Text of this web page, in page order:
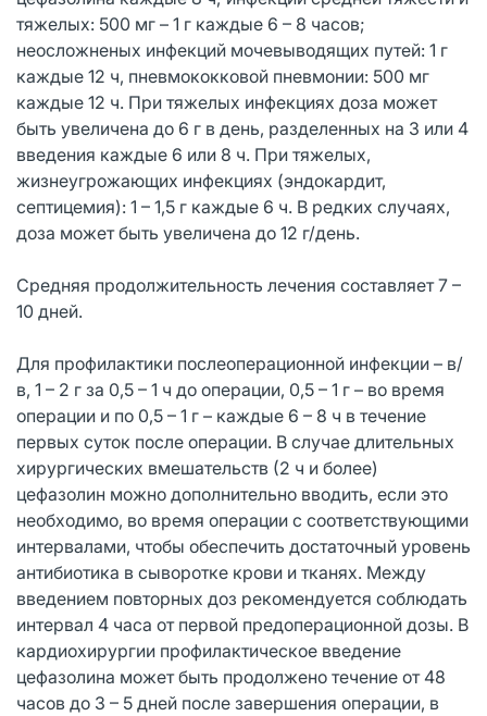
тяжелых: 500 мг – 1 г каждые 6 – 8 часов;
неосложненых инфекций мочевыводящих путей: 1 г
каждые 12 ч, пневмококковой пневмонии: 500 мг
каждые 12 ч. При тяжелых инфекциях доза может
быть увеличена до 6 г в день, разделенных на 3 или 4
введения каждые 6 или 8 ч. При тяжелых,
жизнеугрожающих инфекциях (эндокардит,
септицемия): 1 – 1,5 г каждые 6 ч. В редких случаях,
доза может быть увеличена до 12 г/день.
Средняя продолжительность лечения составляет 7 –
10 дней.
Для профилактики послеоперационной инфекции – в/
в, 1 – 2 г за 0,5 – 1 ч до операции, 0,5 – 1 г – во время
операции и по 0,5 – 1 г – каждые 6 – 8 ч в течение
первых суток после операции. В случае длительных
хирургических вмешательств (2 ч и более)
цефазолин можно дополнительно вводить, если это
необходимо, во время операции с соответствующими
интервалами, чтобы обеспечить достаточный уровень
антибиотика в сыворотке крови и тканях. Между
введением повторных доз рекомендуется соблюдать
интервал 4 часа от первой предоперационной дозы. В
кардиохирургии профилактическое введение
цефазолина может быть продолжено течение от 48
часов до 3 – 5 дней после завершения операции, в